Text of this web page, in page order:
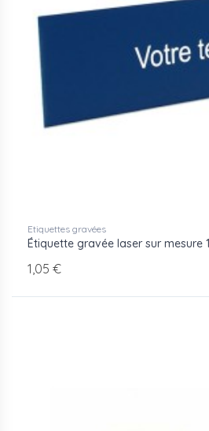
Etiquettes gravées
Étiquette gravée laser sur mesure
1,05 €